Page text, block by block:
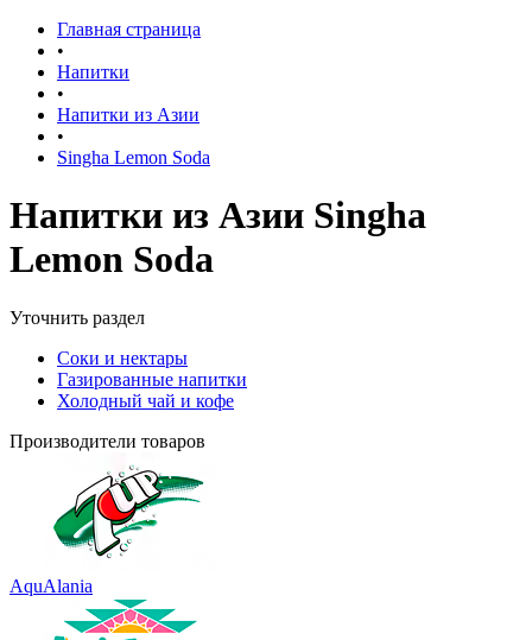
Главная страница
•
Напитки
•
Напитки из Азии
•
Singha Lemon Soda
Напитки из Азии Singha
Lemon Soda
Уточнить раздел
Соки и нектары
Газированные напитки
Холодный чай и кофе
Производители товаров
AquAlania